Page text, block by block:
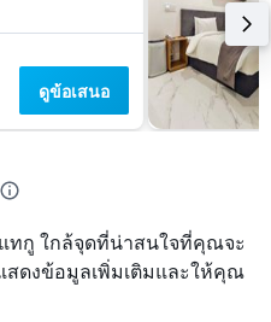
ดูข้อเสนอ
ทกู ใกล้จุดที่น่าสนใจที่คุณจะ
ดงข้อมูลเพิ่มเติมและให้คุณ